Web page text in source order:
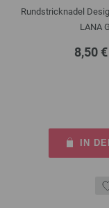
Rundstricknadel
LANA
8,50 €
IN